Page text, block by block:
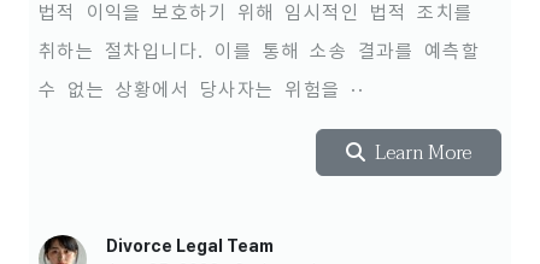
법적 이익을 보호하기 위해 임시적인 법적 조치를
취하는 절차입니다. 이를 통해 소송 결과를 예측할
수 없는 상황에서 당사자는 위험을 ··
Learn More
Divorce Legal Team